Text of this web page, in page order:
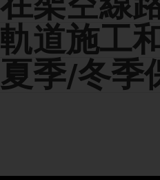
軌道施工
夏季/冬季